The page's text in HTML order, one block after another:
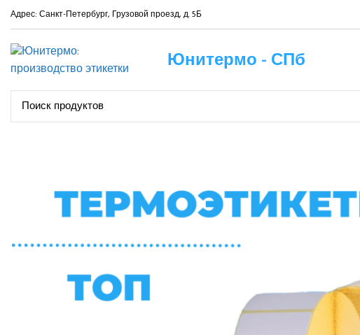
Адрес: Санкт-Петербург, Грузовой проезд, д. 5Б
Юнитермо - СПб